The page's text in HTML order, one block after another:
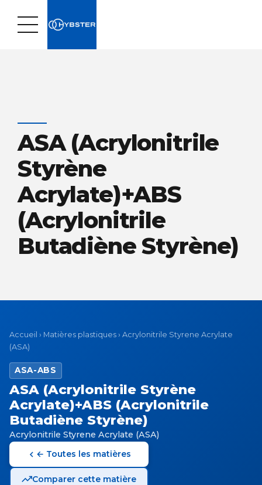
ASA (Acrylonitrile
Styrène
Acrylate)+ABS
(Acrylonitrile
Butadiène Styrène)
Accueil › Matières plastiques › Acrylonitrile Styrene Acrylate
(ASA)
ASA-ABS
ASA (Acrylonitrile Styrène
Acrylate)+ABS (Acrylonitrile
Butadiène Styrène)
Acrylonitrile Styrene Acrylate (ASA)
← Toutes les matières
Comparer cette matière